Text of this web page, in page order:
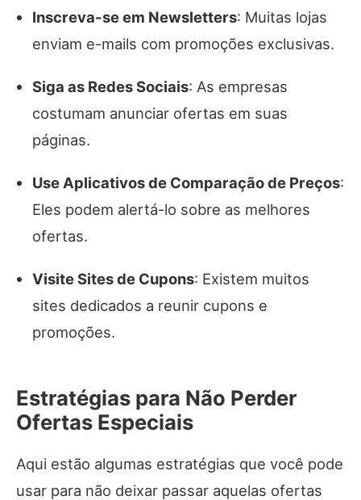
Inscreva-se em Newsletters: Muitas lojas
enviam e-mails com promoções exclusivas.
Siga as Redes Sociais: As empresas
costumam anunciar ofertas em suas
páginas.
Use Aplicativos de Comparação de Preços:
Eles podem alertá-lo sobre as melhores
ofertas.
Visite Sites de Cupons: Existem muitos
sites dedicados a reunir cupons e
promoções.
Estratégias para Não Perder
Ofertas Especiais
Aqui estão algumas estratégias que você pode
usar para não deixar passar aquelas ofertas